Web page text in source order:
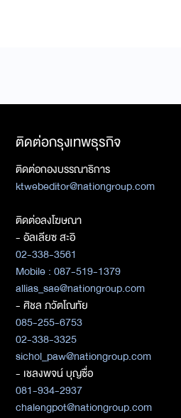
ติดต่อกรุงเทพธุรกิจ
ติดต่อกองบรรณาธิการ
ktwebeditor@nationgroup.com
ติดต่อลงโฆษณา
- อัลเลียซ สะอิ
02-338-3561
Mobile : 087-519-1379
allias_sae@nationgroup.com
- ศิชล ภวัตโณทัย
085-255-6753
02-338-3325
sichol_paw@nationgroup.com
- เชลงพจน์ บุญซื่อ
081-934-2937
chalengpot@nationgroup.com